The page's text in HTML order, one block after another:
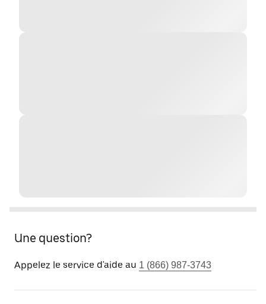
Une question?
Appelez le service d'aide au 1 (866) 987-3743